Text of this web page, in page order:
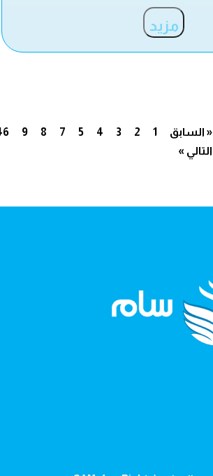
مزيد
« السابق 1
2
3
4
5
7
8
9
التالي »